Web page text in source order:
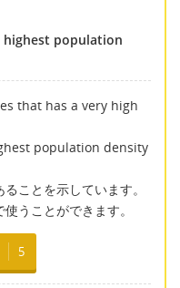
population
that has a very high
population density
ことを示しています。
うことができます。
5